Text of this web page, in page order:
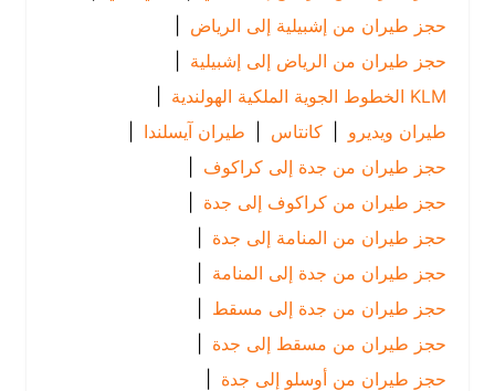
حجز طيران من إشبيلية إلى الرياض
|
حجز طيران من الرياض إلى إشبيلية |
|
طيران ويديرو
| كانتاس | طيران آيسلندا |
حجز طيران من جدة إلى كراكوف |
حجز طيران من كراكوف إلى جدة
حجز طيران من المنامة إلى جدة
حجز طيران من جدة إلى المنامة |
حجز طيران من جدة إلى مسقط |
حجز طيران من مسقط إلى جدة
حجز طيران من أوسلو إلى جدة